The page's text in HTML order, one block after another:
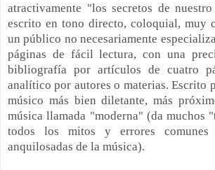
atractivamente "los secretos de
escrito en tono directo, coloquial, muy
un público no necesariamente
páginas de fácil lectura, con una
bibliografía por artículos de cuatro
analítico por autores o materias. Escrito
músico más bien diletante, más
música llamada "moderna" (da muchos
todos los mitos y errores comunes
anquilosadas de la música).